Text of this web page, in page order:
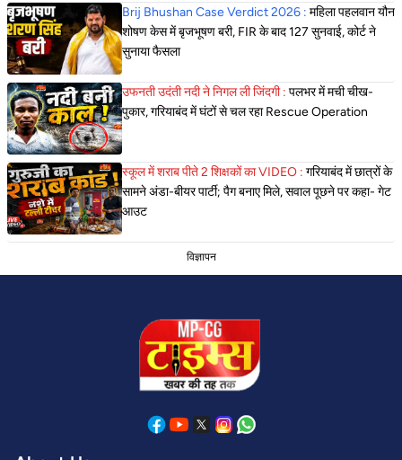
Brij Bhushan Case Verdict 2026 : महिला पहलवान यौन
शोषण केस में बृजभूषण बरी, FIR के बाद 127 सुनवाई, कोर्ट ने
सुनाया फैसला
उफनती उदंती नदी ने निगल ली जिंदगी : पलभर में मची चीख-
पुकार, गरियाबंद में घंटों से चल रहा Rescue Operation
स्कूल में शराब पीते 2 शिक्षकों का VIDEO : गरियाबंद में छात्रों के
सामने अंडा-बीयर पार्टी; पैग बनाए मिले, सवाल पूछने पर कहा- गेट
आउट
विज्ञापन